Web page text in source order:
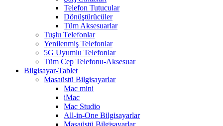
Telefon Tutucular
Dönüştürücüler
Tüm Aksesuarlar
Tuşlu Telefonlar
Yenilenmiş Telefonlar
5G Uyumlu Telefonlar
Tüm Cep Telefonu-Aksesuar
Bilgisayar-Tablet
Masaüstü Bilgisayarlar
Mac mini
iMac
Mac Studio
All-in-One Bilgisayarlar
Masaüstü Bilgisayarlar